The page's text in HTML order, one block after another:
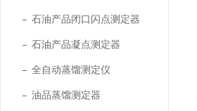
石油产品闭口闪点测定器
石油产品凝点测定器
全自动蒸馏测定仪
油品蒸馏测定器